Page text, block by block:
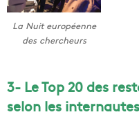
La Nuit européenne
des chercheurs
3- Le Top 20 des
selon les